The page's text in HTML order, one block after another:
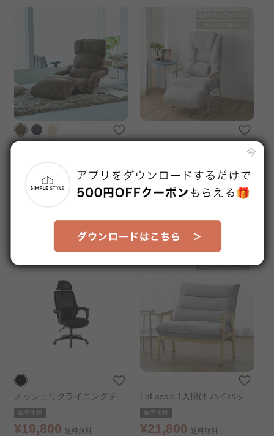
座椅子 KIWAMI 極 超ロング
販売価格
¥18,800 送料無料
8～14日以内発送予定
腰ケアフィット フットレスト
Mukava
¥18,980 送料無料
1～3日以内発送予定
メッシュリクライニングチェ
ア MRC-6411 ブラック
販売価格
¥19,800 送料無料
LaLassic 1人掛け ハイバック
ソファ ワイド グレー
販売価格
¥21,800 送料無料